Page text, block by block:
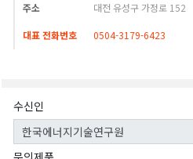
주소 대전 유성구 가정로 152
대표 전화번호 0504-3179-6423
수신인